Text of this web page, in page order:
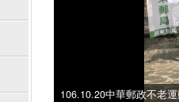
106.10.20中華郵政不老
106.10.20中華郵政不老